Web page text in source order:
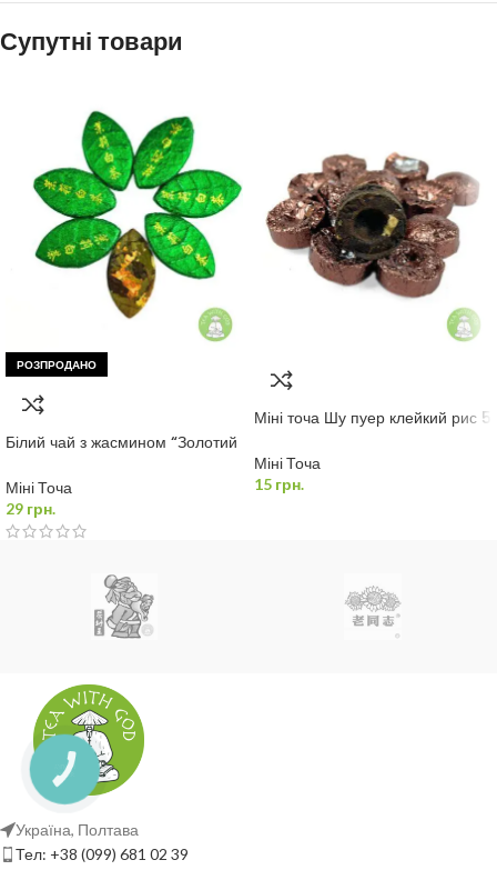
Супутні товари
РОЗПРОДАНО
Білий чай з жасмином “Золотий
Міні Точа
29 грн.
Міні точа Шу пуер клейкий рис 5
Міні Точа
15 грн.
Україна, Полтава
Тел: +38 (099) 681 02 39